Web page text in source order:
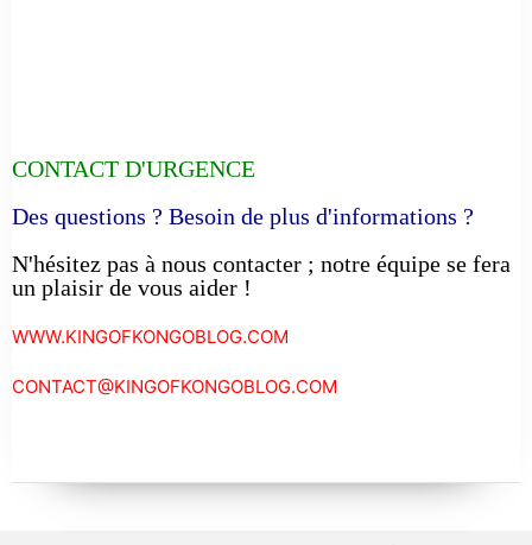
CONTACT D'URGENCE
Des questions ? Besoin de plus d'informations ?
N'hésitez pas à nous contacter ; notre équipe se fera
un plaisir de vous aider !
WWW.KINGOFKONGOBLOG.COM
CONTACT@KINGOFKONGOBLOG.COM